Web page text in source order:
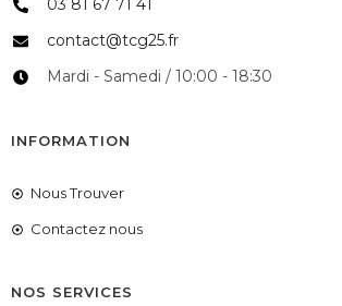
03 81 67 71 41
contact@tcg25.fr
Mardi - Samedi / 10:00 - 18:30
INFORMATION
Nous Trouver
Contactez nous
NOS SERVICES